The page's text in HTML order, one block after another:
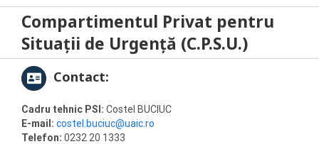
Compartimentul Privat pentru
Situaţii de Urgenţă (C.P.S.U.)
Contact:
Cadru tehnic PSI: Costel BUCIUC
E-mail: costel.buciuc@uaic.ro
Telefon: 0232 20 1333